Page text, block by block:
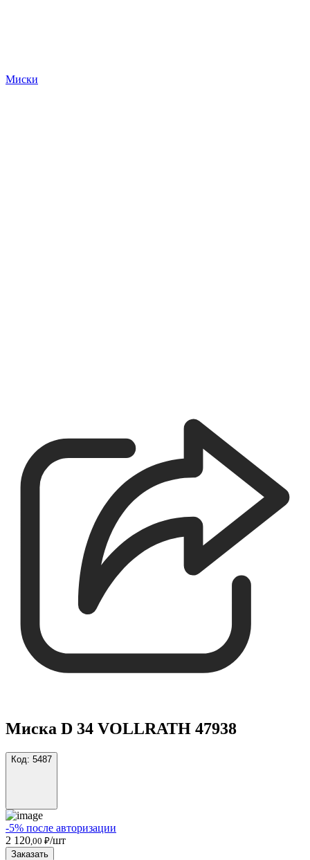
Миски
Миска D 34 VOLLRATH 47938
Код: 5487
-5% после авторизации
2 120 ,00 ₽/шт
Заказать